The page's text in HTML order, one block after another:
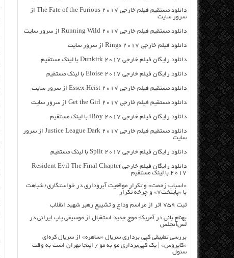
دانلود مستقیم فیلم خارجی The Fate of the Furious 2017 از
سرور سایت
دانلود مستقیم فیلم خارجی Running Wild 2017 از سرور سایت
دانلود فیلم خارجی Rings 2017 از سرور سایت
دانلود رایگان فیلم خارجی Dunkirk 2017 با لینک مستقیم
دانلود رایگان فیلم خارجی Eloise 2017 با لینک مستقیم
دانلود مستقیم فیلم خارجی Essex Heist 2017 از سرور سایت
دانلود مستقیم فیلم خارجی Get the Girl 2017 از سرور سایت
دانلود رایگان فیلم خارجی iBoy 2017 با لینک مستقیم
دانلود مستقیم فیلم خارجی Justice League Dark 2017 از سرور
سایت
دانلود رایگان فیلم خارجی Split 2017 با لینک مستقیم
دانلود رایگان فیلم خارجی Resident Evil The Final Chapter
2017 با لینک مستقیم
«اسباب زحمت» و تکرار موقعیت آبروداری در خواستگاری؛ شباهت
با «پایتخت۷» و چرخه تکرار
ثبت ۷۵۹ اثر از مراسم وداع و تشییع رهبر شهید انقلاب
بهنام بانی در آمریکا: موج جدید استقبال از موسیقی پاپ ایرانی در
لس‌آنجلس
بررسی تطبیقی کپی برداری سریال «ساهره» از سریال کره‌ای
«کایروس» | یک کپی‌برداری مو به مو / اینجا تهران است به وقت
سئول